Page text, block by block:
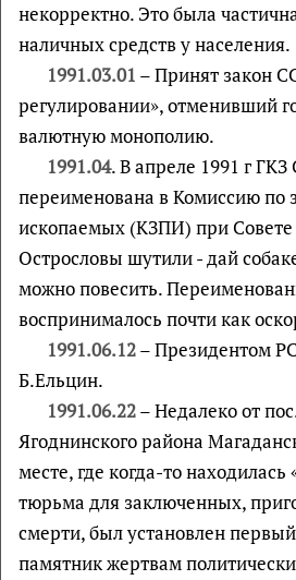
некорректно. Это была
наличных средств у населения.
1991.03.01 – Принят закон
регулировании», отменивший
валютную монополию.
1991.04. В апреле 1991 г
переименована в Комиссию по
ископаемых (КЗПИ) при
Острословы шутили - дай
можно повесить.
воспринималось почти как
1991.06.12– Президентом
Б.Ельцин.
1991.06.22– Недалеко от
Ягоднинского района
месте, где когда-то
тюрьма для заключенных,
смерти, был установлен
памятник жертвам